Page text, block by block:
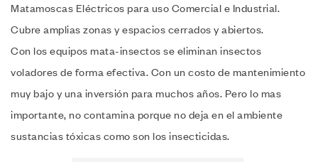
Matamoscas Eléctricos para uso Comercial e Industrial.
Cubre amplias zonas y espacios cerrados y abiertos.
Con los equipos mata-insectos se eliminan insectos
voladores de forma efectiva. Con un costo de mantenimiento
muy bajo y una inversión para muchos años. Pero lo mas
importante, no contamina porque no deja en el ambiente
sustancias tóxicas como son los insecticidas.